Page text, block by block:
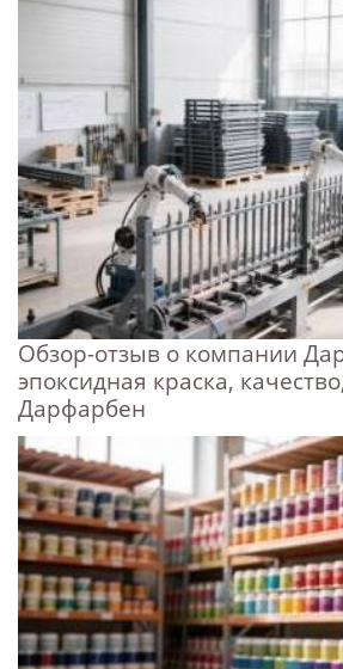
Обзор-отзыв о компании
эпоксидная краска,
Дарфарбен